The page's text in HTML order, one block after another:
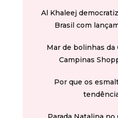
Al Khaleej
Brasil com
Mar de bolinhas
Campinas
Por que os